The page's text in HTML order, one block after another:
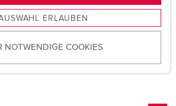
ERLAUBEN
NOTWENDIGE COOKIES